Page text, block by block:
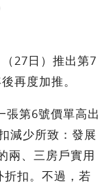
27日）推出第7
再度加推。
張第6號價單高出
減少所致：發展
兩、三房戶實用
折扣。不過，若